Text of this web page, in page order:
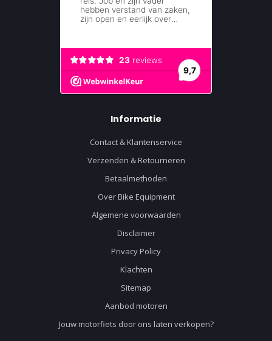
Informatie
Contact & Klantenservice
Verzenden & Retourneren
Betaalmethoden
Over Bike Equipment
Algemene voorwaarden
Disclaimer
Privacy Policy
Klachten
Sitemap
Aanbod motoren
Jouw motorfiets door ons laten verkopen?